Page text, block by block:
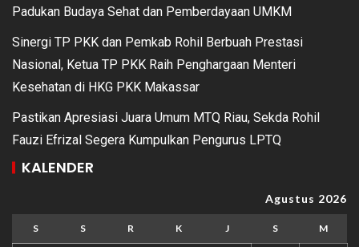
Padukan Budaya Sehat dan Pemberdayaan UMKM
Sinergi TP PKK dan Pemkab Rohil Berbuah Prestasi
Nasional, Ketua TP PKK Raih Penghargaan Menteri
Kesehatan di HKG PKK Makassar
Pastikan Apresiasi Juara Umum MTQ Riau, Sekda Rohil
Fauzi Efrizal Segera Kumpulkan Pengurus LPTQ
KALENDER
Agustus 2026
S S R K J S M